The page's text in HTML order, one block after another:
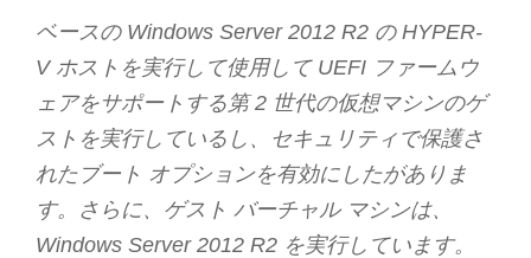
ベースの Windows Server 2012 R2 の HYPER-
V ホストを実行して使用して UEFI ファームウ
ェアをサポートする第 2 世代の仮想マシンのゲ
ストを実行しているし、セキュリティで保護さ
れたブート オプションを有効にしたがありま
す。さらに、ゲスト バーチャル マシンは、
Windows Server 2012 R2 を実行しています。